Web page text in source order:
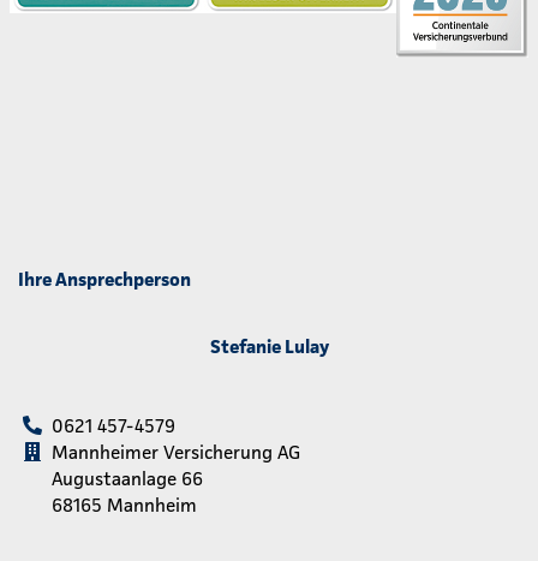
Ihre Ansprechperson
Stefanie Lulay
0621 457-4579
Mannheimer Versicherung AG
Augustaanlage 66
68165 Mannheim